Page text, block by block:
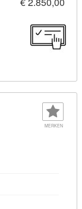
MERKEN